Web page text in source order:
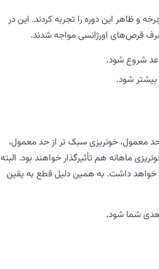
تغییر در طول چرخه و ظاهر این دوره را تجربه کردند. این در
شروع شود.
بیشتر شود.
معمول، خونریزی سبک تر از حد معمول،
ماهانه هم تأثیرگذار خواهند بود. البته
خواهد داشت. به همین دلیل قطع به یقین
شما شود.